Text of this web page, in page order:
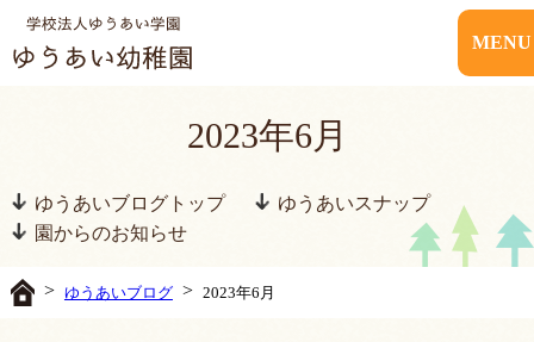
MENU
2023年6月
ゆうあいブログトップ
ゆうあいスナップ
園からのお知らせ
> ゆうあいブログ> 2023年6月